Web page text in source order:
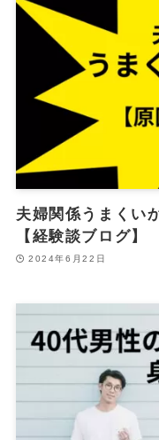
夫婦関係うまくい
【経験談ブログ】
2024年6月22日